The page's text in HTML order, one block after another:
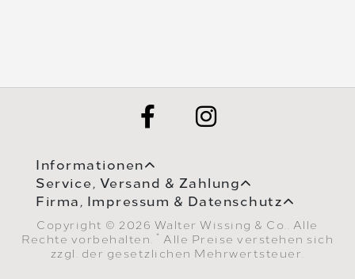
Informationen
Service, Versand & Zahlung
Firma, Impressum & Datenschutz
Copyright © 2026 Walter Wissing & Co.. Alle
Rechte vorbehalten.
* Alle Preise verstehen sich
zzgl. der gesetzlichen Mehrwertsteuer.